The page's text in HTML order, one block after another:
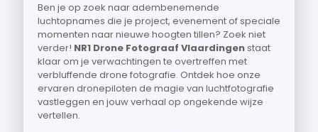
Ben je op zoek naar adembenemende
luchtopnames die je project, evenement of speciale
momenten naar nieuwe hoogten tillen? Zoek niet
verder! NR1 Drone Fotograaf Vlaardingenstaat
klaar om je verwachtingen te overtreffen met
verbluffende drone fotografie. Ontdek hoe onze
ervaren dronepiloten de magie van luchtfotografie
vastleggen en jouw verhaal op ongekende wijze
vertellen.